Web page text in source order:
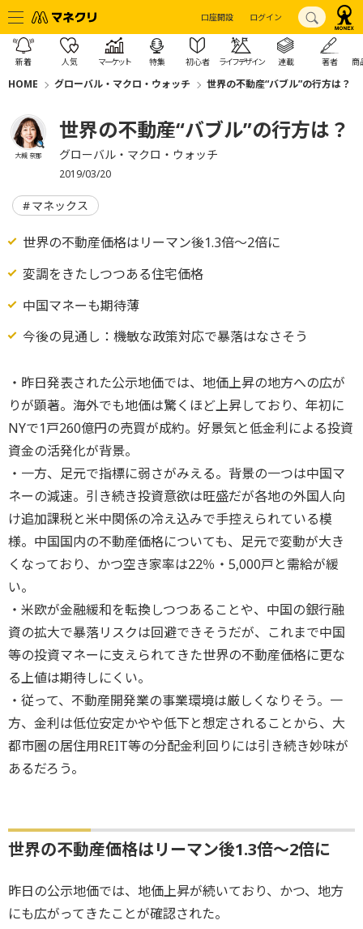
口座開設 ログイン
新着 人気 マーケット 特集 初心者 ライフデザイン 連載 著者 商
HOME グローバル・マクロ・ウォッチ 世界の不動産“バブル”の行方は？
大槻 奈那
世界の不動産“バブル”の行方は？
グローバル・マクロ・ウォッチ
2019/03/20
マネックス
世界の不動産価格はリーマン後1.3倍～2倍に
変調をきたしつつある住宅価格
中国マネーも期待薄
今後の見通し：機敏な政策対応で暴落はなさそう
・昨日発表された公示地価では、地価上昇の地方への広が
りが顕著。海外でも地価は驚くほど上昇しており、年初に
NYで1戸260億円の売買が成約。好景気と低金利による投資
資金の活発化が背景。
・一方、足元で指標に弱さがみえる。背景の一つは中国マ
ネーの減速。引き続き投資意欲は旺盛だが各地の外国人向
け追加課税と米中関係の冷え込みで手控えられている模
様。中国国内の不動産価格についても、足元で変動が大き
くなっており、かつ空き家率は22％・5,000戸と需給が緩
い。
・米欧が金融緩和を転換しつつあることや、中国の銀行融
資の拡大で暴落リスクは回避できそうだが、これまで中国
等の投資マネーに支えられてきた世界の不動産価格に更な
る上値は期待しにくい。
・従って、不動産開発業の事業環境は厳しくなりそう。一
方、金利は低位安定かやや低下と想定されることから、大
都市圏の居住用REIT等の分配金利回りには引き続き妙味が
あるだろう。
世界の不動産価格はリーマン後1.3倍～2倍に
昨日の公示地価では、地価上昇が続いており、かつ、地方
にも広がってきたことが確認された。